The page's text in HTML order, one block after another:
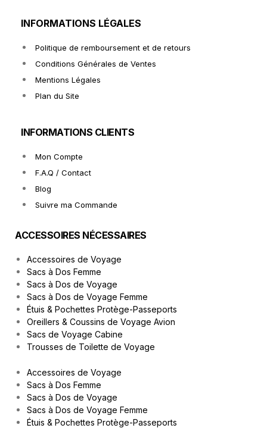
INFORMATIONS LÉGALES
Politique de remboursement et de retours
Conditions Générales de Ventes
Mentions Légales
Plan du Site
INFORMATIONS CLIENTS
Mon Compte
F.A.Q / Contact
Blog
Suivre ma Commande
ACCESSOIRES NÉCESSAIRES
Accessoires de Voyage
Sacs à Dos Femme
Sacs à Dos de Voyage
Sacs à Dos de Voyage Femme
Étuis & Pochettes Protège-Passeports
Oreillers & Coussins de Voyage Avion
Sacs de Voyage Cabine
Trousses de Toilette de Voyage
Accessoires de Voyage
Sacs à Dos Femme
Sacs à Dos de Voyage
Sacs à Dos de Voyage Femme
Étuis & Pochettes Protège-Passeports